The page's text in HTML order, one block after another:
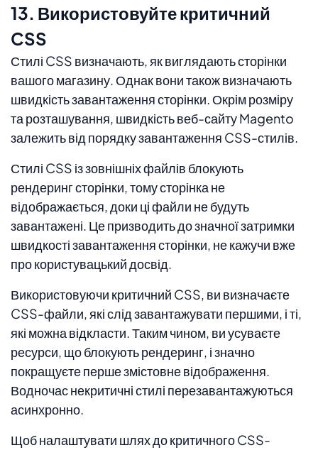
13. Використовуйте критичний
CSS
Стилі CSS визначають, як виглядають сторінки
вашого магазину. Однак вони також визначають
швидкість завантаження сторінки. Окрім розміру
та розташування, швидкість веб-сайту Magento
залежить від порядку завантаження CSS-стилів.
Стилі CSS із зовнішніх файлів блокують
рендеринг сторінки, тому сторінка не
відображається, доки ці файли не будуть
завантажені. Це призводить до значної затримки
швидкості завантаження сторінки, не кажучи вже
про користувацький досвід.
Використовуючи критичний CSS, ви визначаєте
CSS-файли, які слід завантажувати першими, і ті,
які можна відкласти. Таким чином, ви усуваєте
ресурси, що блокують рендеринг, і значно
покращуєте перше змістовне відображення.
Водночас некритичні стилі перезавантажуються
асинхронно.
Щоб налаштувати шлях до критичного CSS-